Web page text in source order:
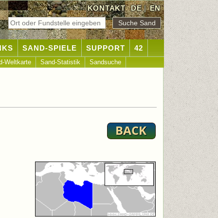
KONTAKT DE|EN
SAND-SPIELE SUPPORT 42
Weltkarte Sand-Statistik Sandsuche